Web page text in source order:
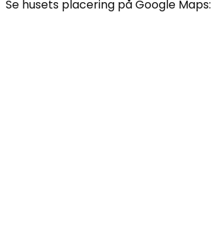
Se husets placering på Google Maps: